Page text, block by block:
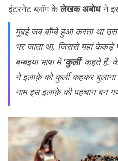
इंटरनेट ब्लॉग केलेखक अबोधने
मुंबई जब बॉम्बे हुआ करता था
भर जाता था, जिससे यहां
बम्बइया भाषा में‘कुर्ली’कहते हैं.
ने इलाक़े को कुर्ली कहकर
नाम इस इलाक़े की पहचान बन